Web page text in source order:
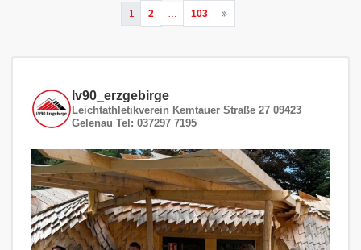
Seitennummerierung
1 2 103
lv90_erzgebirge
Leichtathletikverein Kemtauer Straße 27 09423
Gelenau Tel: 037297 7195